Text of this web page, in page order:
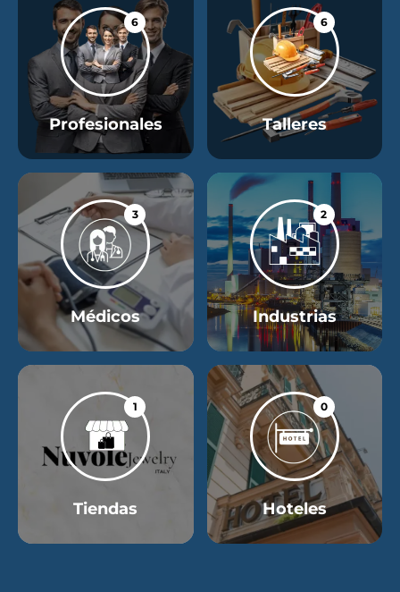
6
Profesionales
6
Talleres
3
Médicos
2
Industrias
1
Tiendas
0
Hoteles